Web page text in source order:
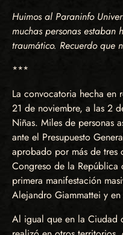
Huimos al Paraninfo
muchas personas estaban
traumático. Recuerdo que
***
La convocatoria hecha en
21 de noviembre, a las 2
Niñas. Miles de personas
ante el Presupuesto
aprobado por más de tres
Congreso de la República
primera manifestación
Alejandro Giammattei y
Al igual que en la Ciudad